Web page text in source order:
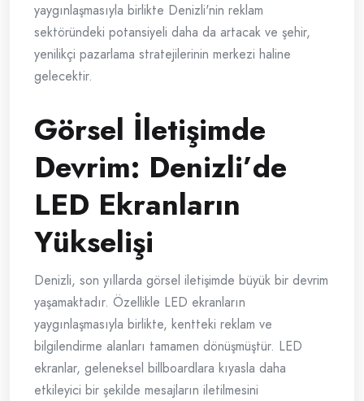
yaygınlaşmasıyla birlikte Denizli'nin reklam
sektöründeki potansiyeli daha da artacak ve şehir,
yenilikçi pazarlama stratejilerinin merkezi haline
gelecektir.
Görsel İletişimde
Devrim: Denizli’de
LED Ekranların
Yükselişi
Denizli, son yıllarda görsel iletişimde büyük bir devrim
yaşamaktadır. Özellikle LED ekranların
yaygınlaşmasıyla birlikte, kentteki reklam ve
bilgilendirme alanları tamamen dönüşmüştür. LED
ekranlar, geleneksel billboardlara kıyasla daha
etkileyici bir şekilde mesajların iletilmesini